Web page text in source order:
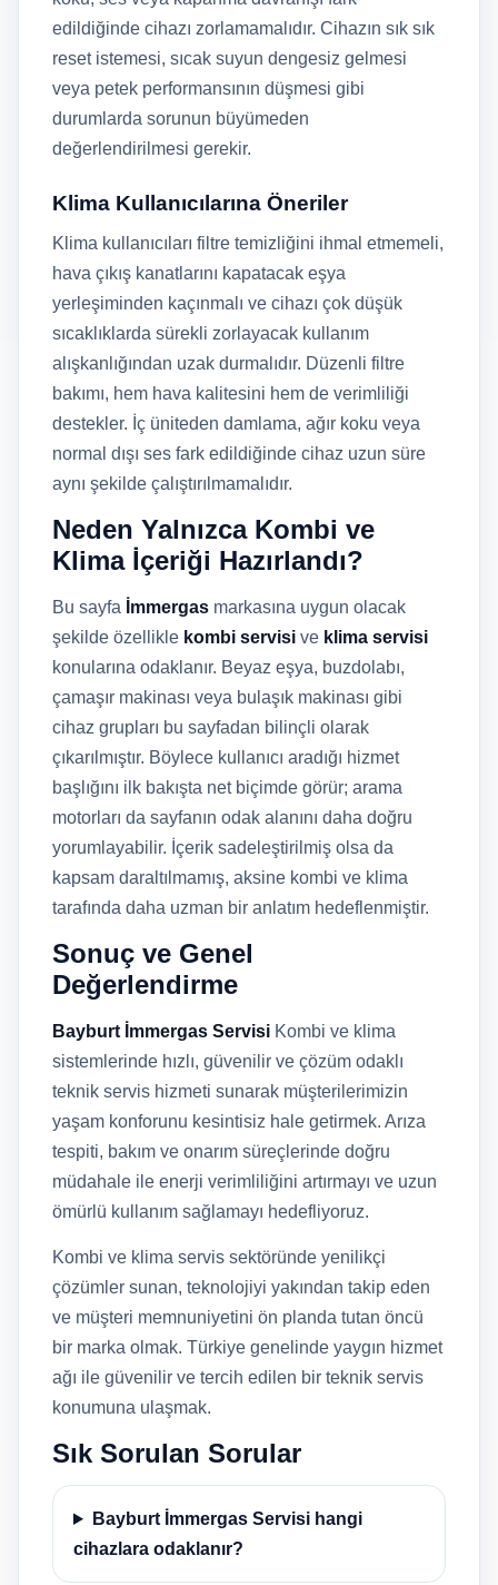
edildiğinde cihazı zorlamamalıdır. Cihazın sık sık
reset istemesi, sıcak suyun dengesiz gelmesi
veya petek performansının düşmesi gibi
durumlarda sorunun büyümeden
değerlendirilmesi gerekir.
Klima Kullanıcılarına Öneriler
Klima kullanıcıları filtre temizliğini ihmal etmemeli,
hava çıkış kanatlarını kapatacak eşya
yerleşiminden kaçınmalı ve cihazı çok düşük
sıcaklıklarda sürekli zorlayacak kullanım
alışkanlığından uzak durmalıdır. Düzenli filtre
bakımı, hem hava kalitesini hem de verimliliği
destekler. İç üniteden damlama, ağır koku veya
normal dışı ses fark edildiğinde cihaz uzun süre
aynı şekilde çalıştırılmamalıdır.
Neden Yalnızca Kombi ve
Klima İçeriği Hazırlandı?
Bu sayfa İmmergas markasına uygun olacak
şekilde özellikle kombi servisi ve klima servisi
konularına odaklanır. Beyaz eşya, buzdolabı,
çamaşır makinası veya bulaşık makinası gibi
cihaz grupları bu sayfadan bilinçli olarak
çıkarılmıştır. Böylece kullanıcı aradığı hizmet
başlığını ilk bakışta net biçimde görür; arama
motorları da sayfanın odak alanını daha doğru
yorumlayabilir. İçerik sadeleştirilmiş olsa da
kapsam daraltılmamış, aksine kombi ve klima
tarafında daha uzman bir anlatım hedeflenmiştir.
Sonuç ve Genel
Değerlendirme
Bayburt İmmergas Servisi Kombi ve klima
sistemlerinde hızlı, güvenilir ve çözüm odaklı
teknik servis hizmeti sunarak müşterilerimizin
yaşam konforunu kesintisiz hale getirmek. Arıza
tespiti, bakım ve onarım süreçlerinde doğru
müdahale ile enerji verimliliğini artırmayı ve uzun
ömürlü kullanım sağlamayı hedefliyoruz.
Kombi ve klima servis sektöründe yenilikçi
çözümler sunan, teknolojiyi yakından takip eden
ve müşteri memnuniyetini ön planda tutan öncü
bir marka olmak. Türkiye genelinde yaygın hizmet
ağı ile güvenilir ve tercih edilen bir teknik servis
konumuna ulaşmak.
Sık Sorulan Sorular
Bayburt İmmergas Servisi hangi
cihazlara odaklanır?